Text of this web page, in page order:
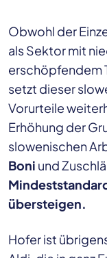
Obwohl der
als Sektor mit
erschöpfendem
setzt dieser
Vorurteile
Erhöhung der
slowenischen
Boni und
übersteigen.
Hofer ist